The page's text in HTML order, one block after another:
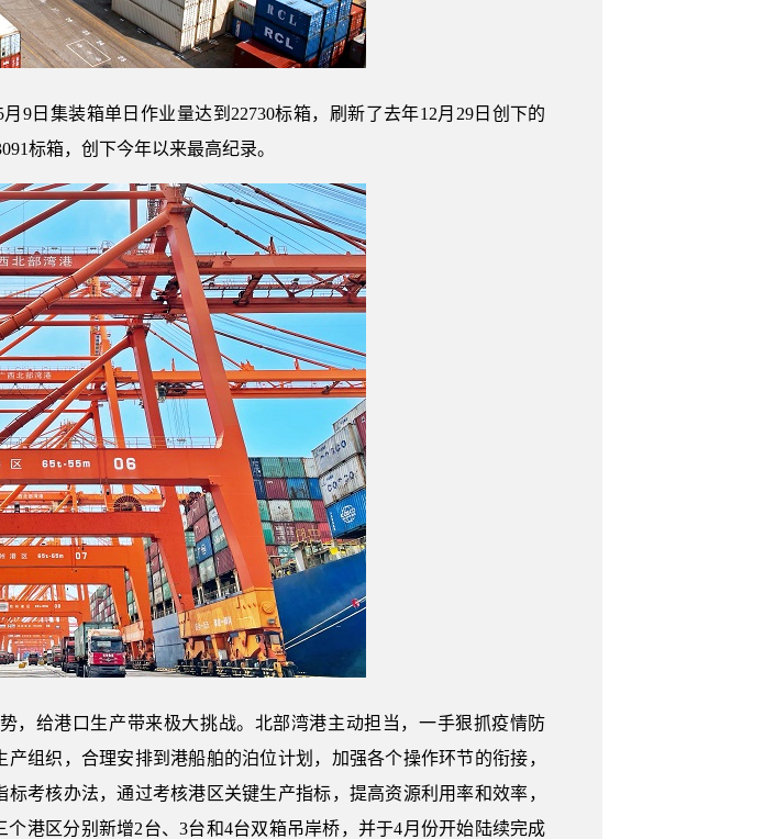
9日集装箱单日作业量达到22730标箱，刷新了去年12月29日创下的
标箱，创下今年以来最高纪录。
，给港口生产带来极大挑战。北部湾港主动担当，一手狠抓疫情防
组织，合理安排到港船舶的泊位计划，加强各个操作环节的衔接，
考核办法，通过考核港区关键生产指标，提高资源利用率和效率，
港区分别新增2台、3台和4台双箱吊岸桥，并于4月份开始陆续完成